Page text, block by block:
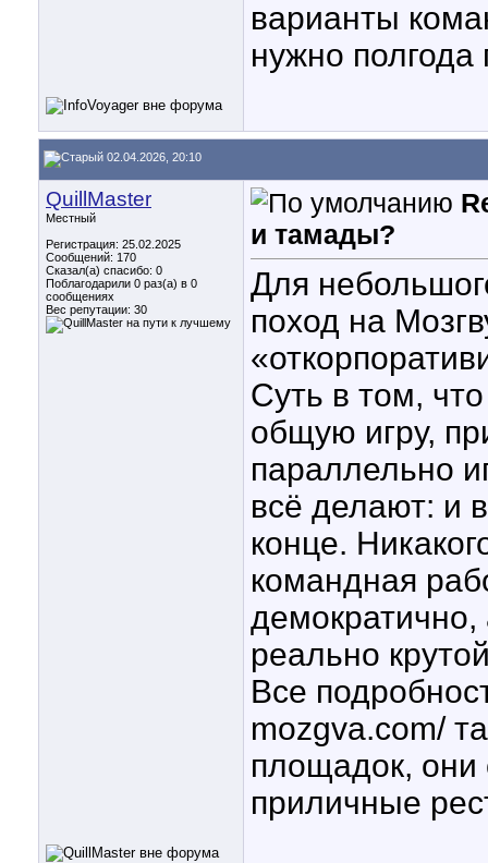
варианты
нужно полгода
02.04.2026, 20:10
QuillMaster
Местный
Регистрация: 25.02.2025
Сообщений: 170
Сказал(а) спасибо: 0
Поблагодарили 0 раз(а) в 0
сообщениях
Вес репутации: 30
и тамады?
Для
поход на
Суть в том,
общую игру,
параллельно
всё делают: и
конце.
командная
реально
Все
mozgva.com/
площадок,
приличные